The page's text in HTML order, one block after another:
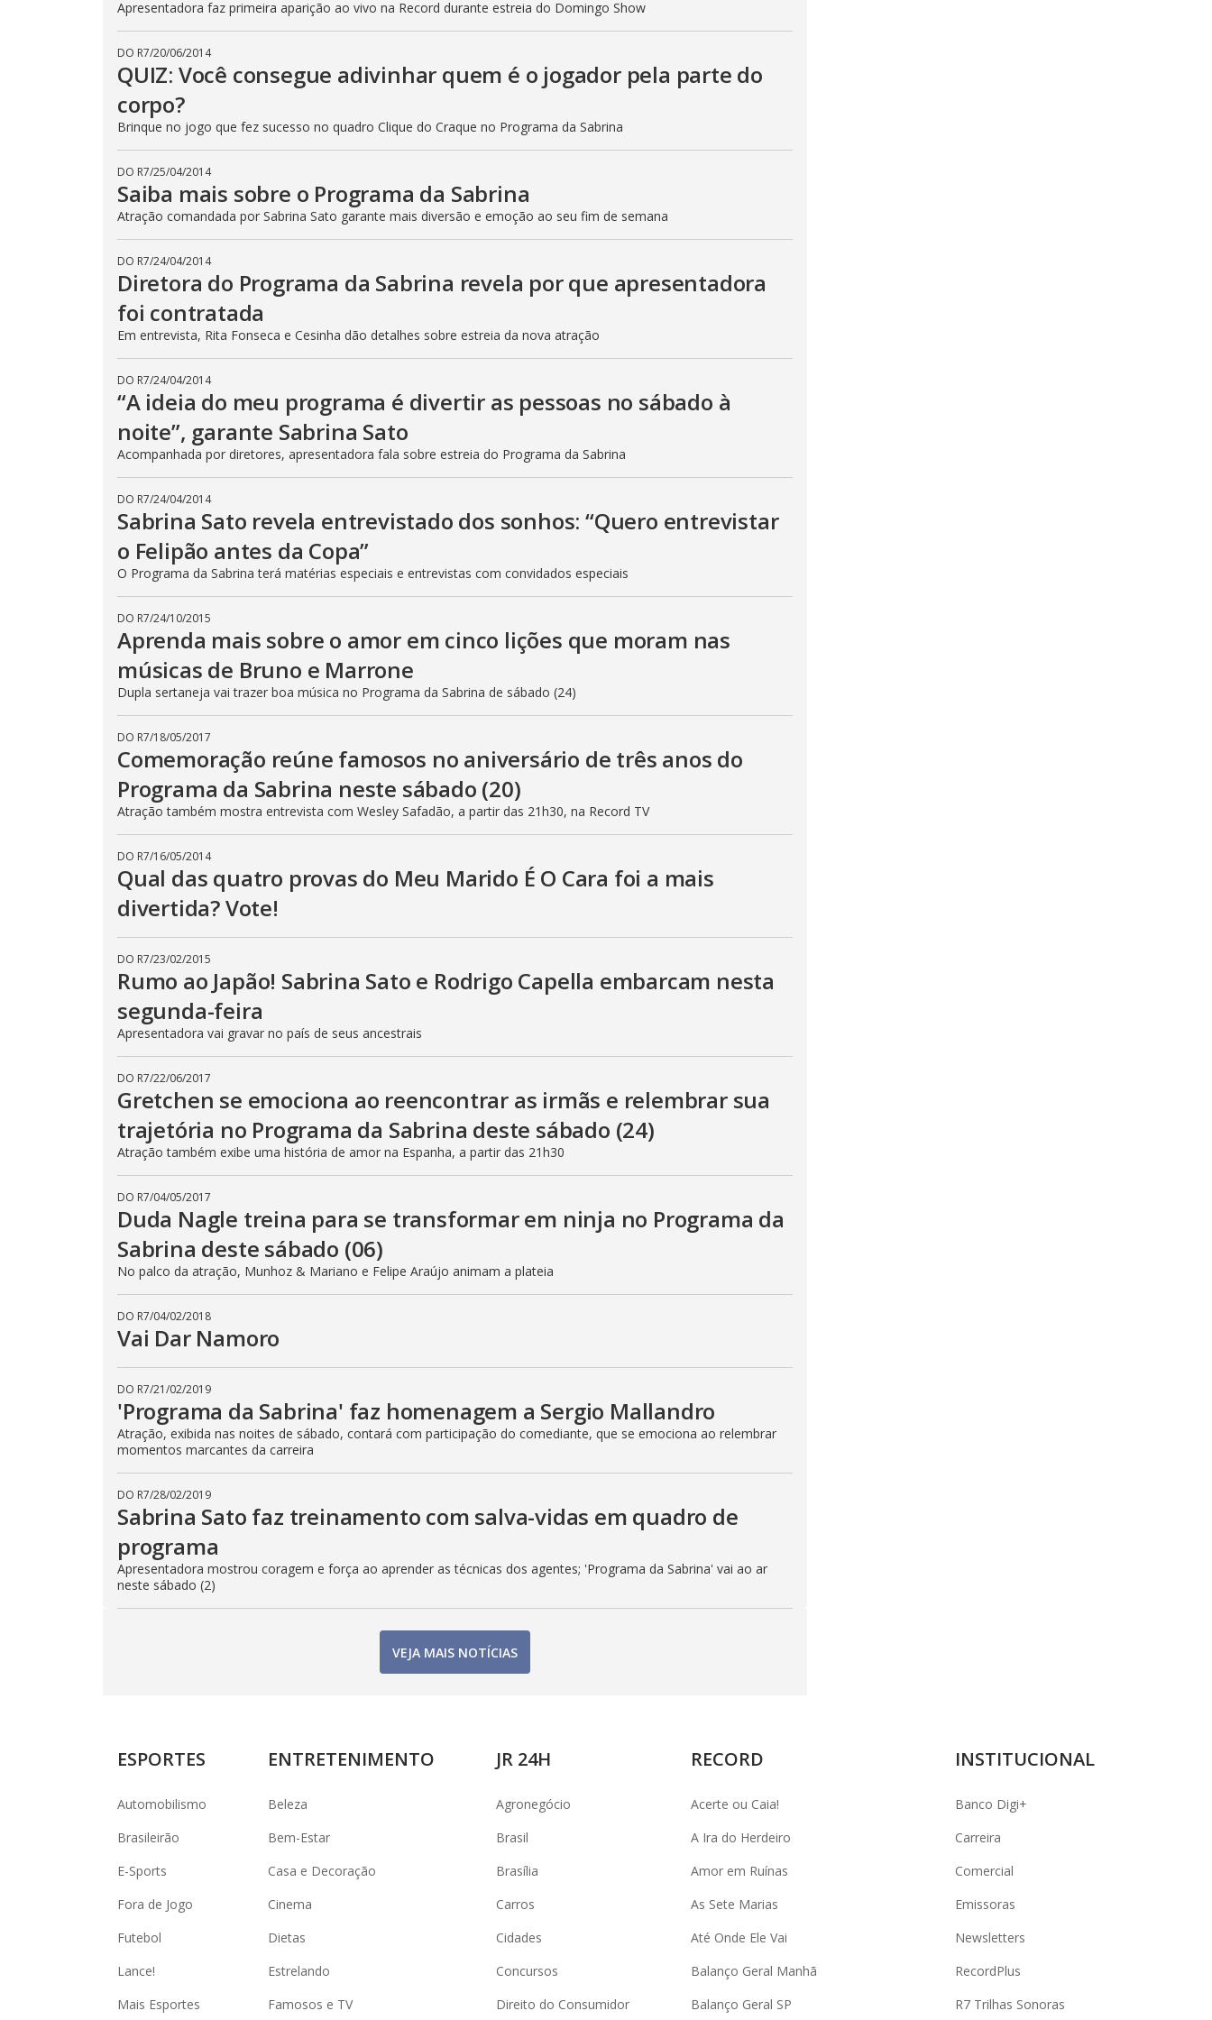
V
i
d
e
o
Apresentadora faz primeira aparição ao vivo na Record durante estreia do Domingo Show
DO R7/20/06/2014
QUIZ: Você consegue adivinhar quem é o jogador pela parte do
corpo?
Brinque no jogo que fez sucesso no quadro Clique do Craque no Programa da Sabrina
DO R7/25/04/2014
Saiba mais sobre o Programa da Sabrina
Atração comandada por Sabrina Sato garante mais diversão e emoção ao seu fim de semana
DO R7/24/04/2014
Diretora do Programa da Sabrina revela por que apresentadora
foi contratada
Em entrevista, Rita Fonseca e Cesinha dão detalhes sobre estreia da nova atração
DO R7/24/04/2014
“A ideia do meu programa é divertir as pessoas no sábado à
noite”, garante Sabrina Sato
Acompanhada por diretores, apresentadora fala sobre estreia do Programa da Sabrina
DO R7/24/04/2014
Sabrina Sato revela entrevistado dos sonhos: “Quero entrevistar
o Felipão antes da Copa”
O Programa da Sabrina terá matérias especiais e entrevistas com convidados especiais
DO R7/24/10/2015
Aprenda mais sobre o amor em cinco lições que moram nas
músicas de Bruno e Marrone
Dupla sertaneja vai trazer boa música no Programa da Sabrina de sábado (24)
DO R7/18/05/2017
Comemoração reúne famosos no aniversário de três anos do
Programa da Sabrina neste sábado (20)
Atração também mostra entrevista com Wesley Safadão, a partir das 21h30, na Record TV
DO R7/16/05/2014
Qual das quatro provas do Meu Marido É O Cara foi a mais
divertida? Vote!
DO R7/23/02/2015
Rumo ao Japão! Sabrina Sato e Rodrigo Capella embarcam nesta
segunda-feira
Apresentadora vai gravar no país de seus ancestrais
DO R7/22/06/2017
Gretchen se emociona ao reencontrar as irmãs e relembrar sua
trajetória no Programa da Sabrina deste sábado (24)
Atração também exibe uma história de amor na Espanha, a partir das 21h30
DO R7/04/05/2017
Duda Nagle treina para se transformar em ninja no Programa da
Sabrina deste sábado (06)
No palco da atração, Munhoz & Mariano e Felipe Araújo animam a plateia
DO R7/04/02/2018
Vai Dar Namoro
DO R7/21/02/2019
'Programa da Sabrina' faz homenagem a Sergio Mallandro
Atração, exibida nas noites de sábado, contará com participação do comediante, que se emociona ao relembrar
momentos marcantes da carreira
DO R7/28/02/2019
Sabrina Sato faz treinamento com salva-vidas em quadro de
programa
Apresentadora mostrou coragem e força ao aprender as técnicas dos agentes; 'Programa da Sabrina' vai ao ar
neste sábado (2)
VEJA MAIS NOTÍCIAS
ESPORTES
Automobilismo
Brasileirão
E-Sports
Fora de Jogo
Futebol
Lance!
Mais Esportes
ENTRETENIMENTO
Beleza
Bem-Estar
Casa e Decoração
Cinema
Dietas
Estrelando
Famosos e TV
JR 24H
Agronegócio
Brasil
Brasília
Carros
Cidades
Concursos
Direito do Consumidor
RECORD
Acerte ou Caia!
A Ira do Herdeiro
Amor em Ruínas
As Sete Marias
Até Onde Ele Vai
Balanço Geral Manhã
Balanço Geral SP
INSTITUCIONAL
Banco Digi+
Carreira
Comercial
Emissoras
Newsletters
RecordPlus
R7 Trilhas Sonoras